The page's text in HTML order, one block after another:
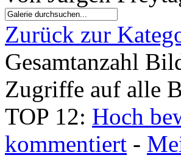
Zurück zur
Gesamtanzahl
Zugriffe auf alle
TOP 12: Hoch
kommentiert -